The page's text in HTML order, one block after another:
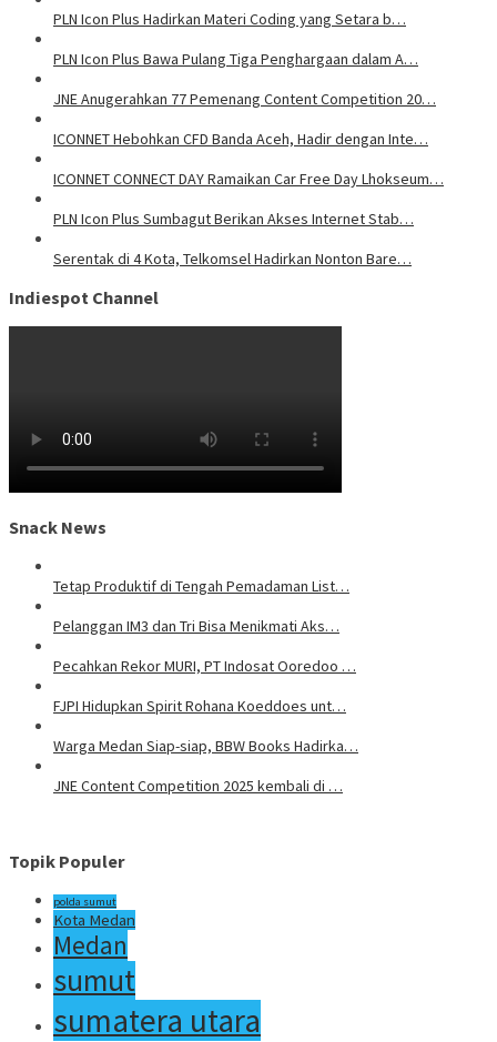
PLN Icon Plus Hadirkan Materi Coding yang Setara b…
PLN Icon Plus Bawa Pulang Tiga Penghargaan dalam A…
JNE Anugerahkan 77 Pemenang Content Competition 20…
ICONNET Hebohkan CFD Banda Aceh, Hadir dengan Inte…
ICONNET CONNECT DAY Ramaikan Car Free Day Lhokseum…
PLN Icon Plus Sumbagut Berikan Akses Internet Stab…
Serentak di 4 Kota, Telkomsel Hadirkan Nonton Bare…
Indiespot Channel
Snack News
Tetap Produktif di Tengah Pemadaman List…
Pelanggan IM3 dan Tri Bisa Menikmati Aks…
Pecahkan Rekor MURI, PT Indosat Ooredoo …
FJPI Hidupkan Spirit Rohana Koeddoes unt…
Warga Medan Siap-siap, BBW Books Hadirka…
JNE Content Competition 2025 kembali di …
Topik Populer
polda sumut
Kota Medan
Medan
sumut
sumatera utara